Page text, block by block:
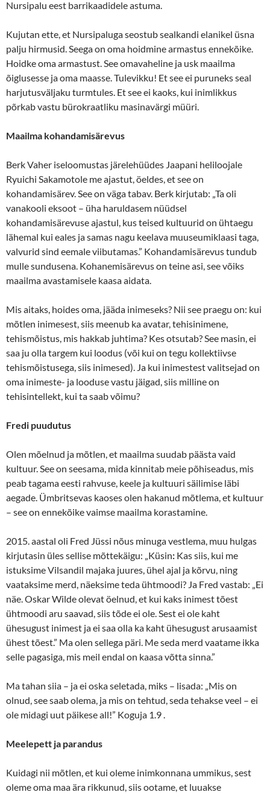
Nursipalu eest barrikaadidele astuma.
Kujutan ette, et Nursipaluga seostub sealkandi elanikel üsna
palju hirmusid. Seega on oma hoidmine armastus ennekõike.
Hoidke oma armastust. See omavaheline ja usk maailma
õiglusesse ja oma maasse. Tulevikku! Et see ei puruneks seal
harjutusväljaku turmtules. Et see ei kaoks, kui inimlikkus
põrkab vastu bürokraatliku masinavärgi müüri.
Maailma kohandamisärevus
Berk Vaher iseloomustas järelehüüdes Jaapani heliloojale
Ryuichi Sakamotole me ajastut, öeldes, et see on
kohandamisärev. See on väga tabav. Berk kirjutab: „Ta oli
vanakooli eksoot – üha haruldasem nüüdsel
kohandamisärevuse ajastul, kus teised kultuurid on ühtaegu
lähemal kui eales ja samas nagu keelava muuseumiklaasi taga,
valvurid sind eemale viibutamas.” Kohandamisärevus tundub
mulle sundusena. Kohanemisärevus on teine asi, see võiks
maailma avastamisele kaasa aidata.
Mis aitaks, hoides oma, jääda inimeseks? Nii see praegu on: kui
mõtlen inimesest, siis meenub ka avatar, tehisinimene,
tehismõistus, mis hakkab juhtima? Kes otsutab? See masin, ei
saa ju olla targem kui loodus (või kui on tegu kollektiivse
tehismõistusega, siis inimesed). Ja kui inimestest valitsejad on
oma inimeste- ja looduse vastu jäigad, siis milline on
tehisintellekt, kui ta saab võimu?
Fredi puudutus
Olen mõelnud ja mõtlen, et maailma suudab päästa vaid
kultuur. See on seesama, mida kinnitab meie põhiseadus, mis
peab tagama eesti rahvuse, keele ja kultuuri säilimise läbi
aegade. Ümbritsevas kaoses olen hakanud mõtlema, et kultuur
– see on ennekõike vaimse maailma korastamine.
2015. aastal oli Fred Jüssi nõus minuga vestlema, muu hulgas
kirjutasin üles sellise mõttekäigu: „Küsin: Kas siis, kui me
istuksime Vilsandil majaka juures, ühel ajal ja kõrvu, ning
vaataksime merd, näeksime teda ühtmoodi? Ja Fred vastab: „Ei
näe. Oskar Wilde olevat öelnud, et kui kaks inimest tõest
ühtmoodi aru saavad, siis tõde ei ole. Sest ei ole kaht
ühesugust inimest ja ei saa olla ka kaht ühesugust arusaamist
ühest tõest.” Ma olen sellega päri. Me seda merd vaatame ikka
selle pagasiga, mis meil endal on kaasa võtta sinna.”
Ma tahan siia – ja ei oska seletada, miks – lisada: „Mis on
olnud, see saab olema, ja mis on tehtud, seda tehakse veel – ei
ole midagi uut päikese all!” Koguja 1.9 .
Meelepett ja parandus
Kuidagi nii mõtlen, et kui oleme inimkonnana ummikus, sest
oleme oma maa ära rikkunud, siis ootame, et luuakse